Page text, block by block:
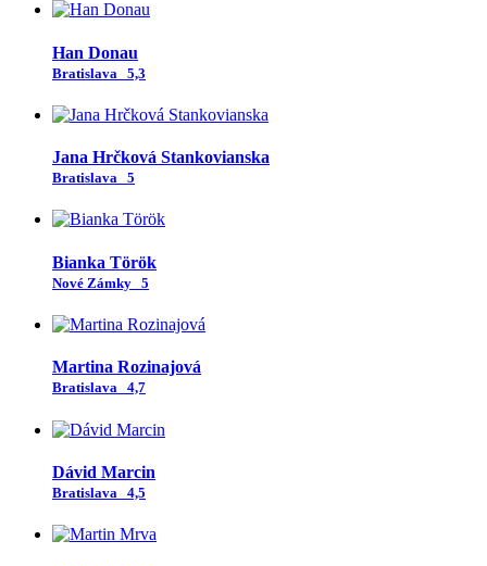
Han Donau
Bratislava 5,3
Jana Hrčková Stankovianska
Bratislava 5
Bianka Török
Nové Zámky 5
Martina Rozinajová
Bratislava 4,7
Dávid Marcin
Bratislava 4,5